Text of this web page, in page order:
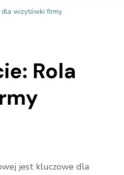
wizytówki firmy
Rola
jest kluczowe dla